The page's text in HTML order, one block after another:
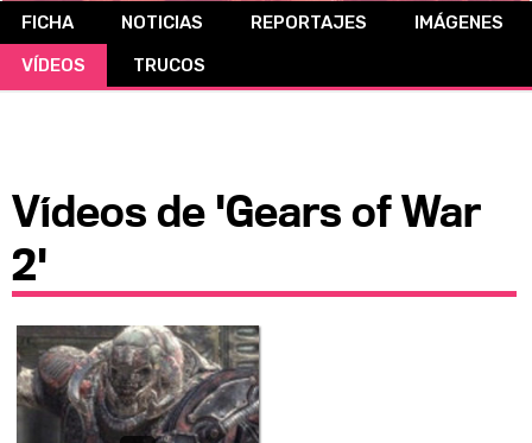
CÓMICS
FICHA NOTICIAS REPORTAJES
IMÁGENES
VÍDEOS
TRUCOS
Vídeos de 'Gears of War
2'